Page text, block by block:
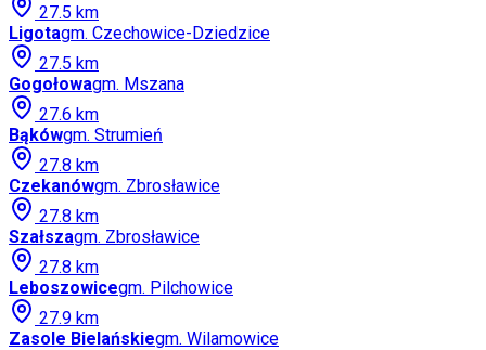
27.5 km
Ligotagm. Czechowice-Dziedzice
27.5 km
Gogołowagm. Mszana
27.6 km
Bąkówgm. Strumień
27.8 km
Czekanówgm. Zbrosławice
27.8 km
Szałszagm. Zbrosławice
27.8 km
Leboszowicegm. Pilchowice
27.9 km
Zasole Bielańskiegm. Wilamowice